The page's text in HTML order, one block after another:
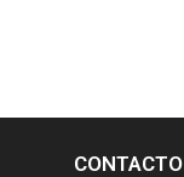
CONTACTO